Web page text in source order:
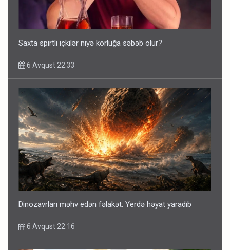
Saxta spirtli içkilər niyə korluğa səbəb olur?
6 Avqust 22:33
Dinozavrları məhv edən fəlakət: Yerdə həyat yaradıb
6 Avqust 22:16